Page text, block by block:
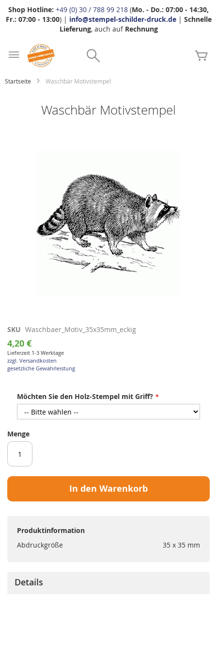
Shop Hotline: +49 (0) 30 / 788 99 218 (Mo. - Do.: 07:00 - 14:30,
Fr.: 07:00 - 13:00) | info@stempel-schilder-druck.de| Schnelle
Lieferung, auch auf Rechnung
Startseite Waschbär Motivstempel
Waschbär Motivstempel
Zum
Anfang
der
Bildgalerie
springen
SKU Waschbaer_Motiv_35x35mm_eckig
4,20 €
Lieferzeit 1-3 Werktage
zzgl. Versandkosten
gesetzliche Gewährleistung
Möchten Sie den Holz-Stempel mit Griff?
Menge
In den Warenkorb
Produktinformation
Abdruckgröße
35 x 35 mm
Details